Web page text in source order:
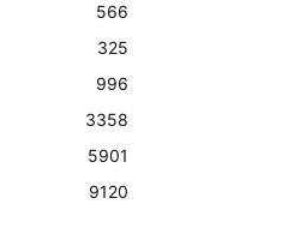
566
325
996
3358
5901
9120